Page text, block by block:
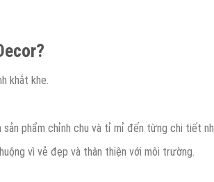
khắt khe.
phẩm chỉnh chu và tỉ mỉ đến từng chi tiết
vì vẻ đẹp và thân thiện với môi trường.